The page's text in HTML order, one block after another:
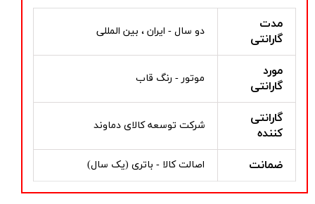
مدت
گارانتی
دو سال - ایران ، بین المللی
مورد
گارانتی
موتور - رنگ قاب
گارانتی
کننده
شرکت توسعه کالای دماوند
ضمانت اصالت کالا - باتری (یک سال)